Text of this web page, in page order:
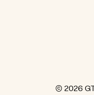
© 2026